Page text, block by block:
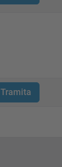
Tramita